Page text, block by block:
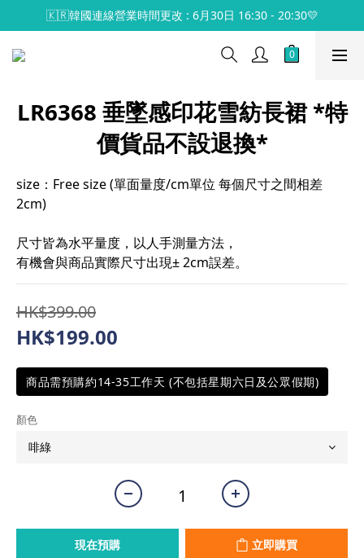
🇰🇷韓國連線營業時間更改 : 6月30日 16:30 - 20:30💛
LR6368 垂墜感印花雪紡長裙 *特
價貨品不設退換*
size：Free size (單面量度/cm單位 每個尺寸之間相差
2cm)
尺寸皆為水平量度，以人手測量方法，
有機會與商品實際尺寸出現± 2cm誤差。
HK$399.00
HK$199.00
商品需預購約14-35工作天 (不包括星期六日及公眾假期)
顏色
現在預購 立即購買